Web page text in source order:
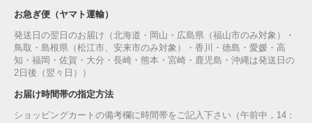
お急ぎ便（ヤマト運輸）
発送日の翌日のお届け（北海道・岡山・広島県（福山市のみ対象）・
鳥取・島根県（松江市、安来市のみ対象）・香川・徳島・愛媛・高
知・福岡・佐賀・大分・長崎・熊本・宮崎・鹿児島・沖縄は発送日の
2日後（翌々日））
お届け時間帯の指定方法
ショッピングカートの備考欄に時間帯をご記入下さい（午前中，14：